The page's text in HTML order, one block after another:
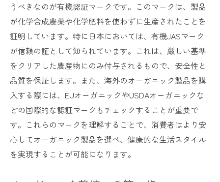
うべきなのが有機認証マークです。このマークは、製品
が化学合成農薬や化学肥料を使わずに生産されたことを
証明しています。特に日本においては、有機JASマーク
が信頼の証として知られています。これは、厳しい基準
をクリアした農産物にのみ付与されるもので、安全性と
品質を保証します。また、海外のオーガニック製品を購
入する際には、EUオーガニックやUSDAオーガニックな
どの国際的な認証マークもチェックすることが重要で
す。これらのマークを理解することで、消費者はより安
心してオーガニック製品を選べ、健康的な生活スタイル
を実現することが可能になります。